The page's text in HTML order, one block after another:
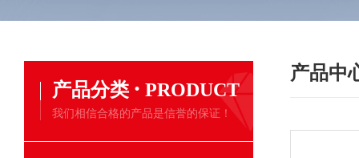
产品分类 · PRODUCT
我们相信合格的产品是信誉的保证！
产品中